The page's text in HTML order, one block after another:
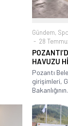
Gündem,
28
HAVUZU
Pozantı
girişimleri,